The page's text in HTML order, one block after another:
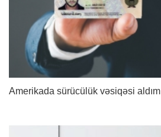
Amerikada sürücülük vəsiqəsi aldım